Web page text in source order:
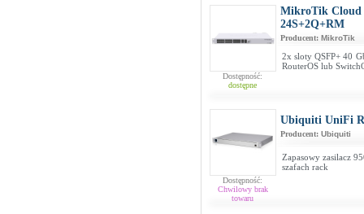
Dostępność:
dostępne
MikroTik Cloud
24S+2Q+RM
Producent: MikroTik
2x sloty QSFP+ 40
RouterOS lub
Dostępność:
Chwilowy brak
towaru
Ubiquiti UniFi
Producent: Ubiquiti
Zapasowy zasilacz
szafach rack